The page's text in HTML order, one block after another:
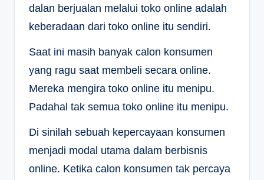
dalan berjualan melalui toko online adalah
keberadaan dari toko online itu sendiri.
Saat ini masih banyak calon konsumen
yang ragu saat membeli secara online.
Mereka mengira toko online itu menipu.
Padahal tak semua toko online itu menipu.
Di sinilah sebuah kepercayaan konsumen
menjadi modal utama dalam berbisnis
online. Ketika calon konsumen tak percaya